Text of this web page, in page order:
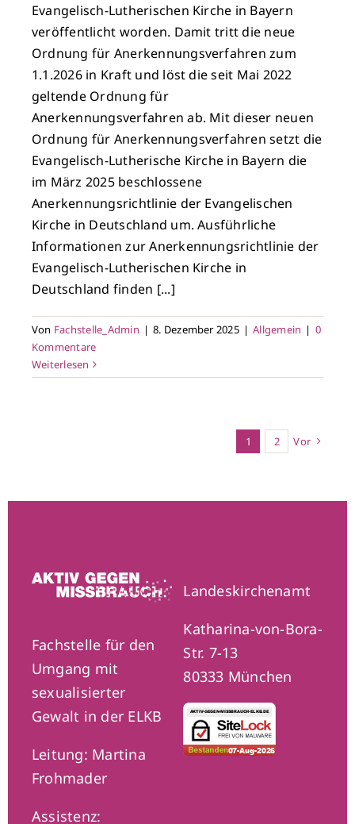
Evangelisch-Lutherischen Kirche in Bayern
veröffentlicht worden. Damit tritt die neue
Ordnung für Anerkennungsverfahren zum
1.1.2026 in Kraft und löst die seit Mai 2022
geltende Ordnung für
Anerkennungsverfahren ab. Mit dieser neuen
Ordnung für Anerkennungsverfahren setzt die
Evangelisch-Lutherische Kirche in Bayern die
im März 2025 beschlossene
Anerkennungsrichtlinie der Evangelischen
Kirche in Deutschland um. Ausführliche
Informationen zur Anerkennungsrichtlinie der
Evangelisch-Lutherischen Kirche in
Deutschland finden [...]
Von Fachstelle_Admin | 8. Dezember 2025 | Allgemein | 0
Kommentare
Weiterlesen
1 2 Vor
Fachstelle für den
Umgang mit
sexualisierter
Gewalt in der ELKB
Leitung: Martina
Frohmader
Assistenz:
Landeskirchenamt
Katharina-von-Bora-
Str. 7-13
80333 München